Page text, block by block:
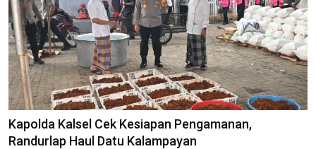
Kapolda Kalsel Cek Kesiapan Pengamanan,
Randurlap Haul Datu Kalampayan